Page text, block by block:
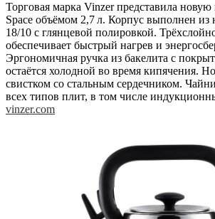
Торговая марка Vinzer представила
Space объёмом 2,7 л. Корпус выполнен
18/10 с глянцевой полировкой.
обеспечивает быстрый нагрев и
Эргономичная ручка из бакелита с
остаётся холодной во время кипячения.
свистком со стальным сердечником.
всех типов плит, в том числе
vinzer.com